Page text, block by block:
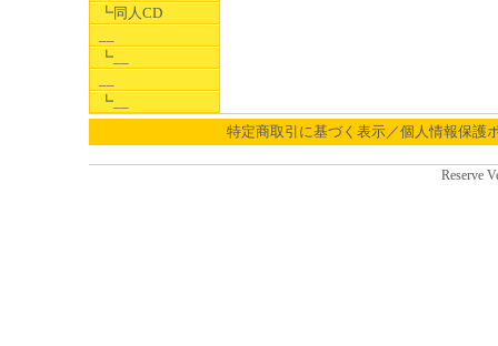
┗同人CD
┗__
┗__
特定商取引に基づく表示／個人情報保護
Reserve